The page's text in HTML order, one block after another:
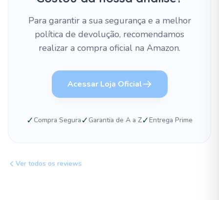
Para garantir a sua segurança e a melhor
política de devolução, recomendamos
realizar a compra oficial na Amazon.
Acessar Loja Oficial
✓Compra Segura✓Garantia de A a Z✓Entrega Prime
Ver todos os reviews